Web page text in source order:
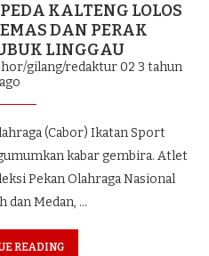
KALTENG LOLOS
DAN PERAK
LINGGAU
gilang/redaktur 02 3 tahun
ago
(Cabor) Ikatan Sport
kabar gembira. Atlet
Pekan Olahraga Nasional
dan Medan, …
READING